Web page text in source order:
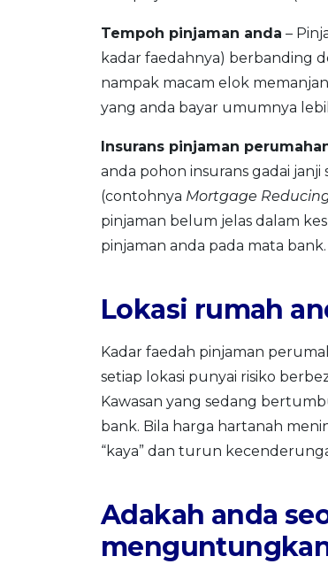
Tempoh pinjaman anda –
kadar faedahnya) berbanding
nampak macam elok
yang anda bayar umumnya
Insurans pinjaman
anda pohon insurans gadai
(contohnya Mortgage
pinjaman belum jelas dalam
pinjaman anda pada mata bank.
Lokasi rumah
Kadar faedah pinjaman
setiap lokasi punyai risiko
Kawasan yang sedang
bank. Bila harga hartanah
“kaya” dan turun
Adakah anda